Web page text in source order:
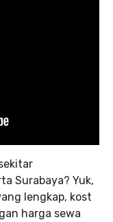
Surabaya? Yuk,
lengkap, kost
harga sewa